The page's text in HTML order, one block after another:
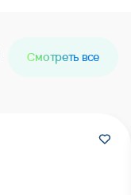
Смотреть все